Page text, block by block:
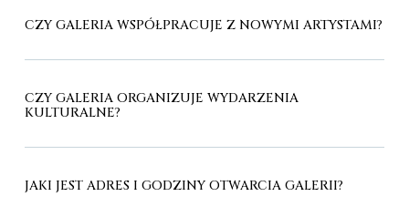
CZY GALERIA WSPÓŁPRACUJE Z NOWYMI ARTYSTAMI?
CZY GALERIA ORGANIZUJE WYDARZENIA
KULTURALNE?
JAKI JEST ADRES I GODZINY OTWARCIA GALERII?